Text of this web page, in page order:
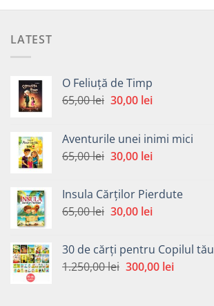
LATEST
O Feliuță de Timp
65,00lei Prețul
fost:
65,00 lei.
30,00 leiPrețul
30,00 lei.
Aventurile unei inimi mici
65,00lei Prețul
fost:
65,00 lei.
30,00 leiPrețul
30,00 lei.
Insula Cărților Pierdute
65,00lei Prețul
fost:
65,00 lei.
30,00 leiPrețul
30,00 lei.
30 de cărți pentru Copilul tău
1.250,00lei Prețul
300,00 leiPrețul